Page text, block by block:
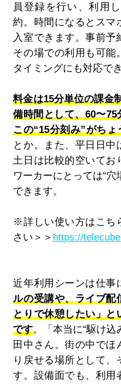
員登録を行い、利用
約。時間になるとスマ
入室できます。事前
その場での利用も可能
タイミングにも対応で
料金は15分単位の課金
備時間として、60〜75
この“15分刻み”がち
とか。また、平日日
土日は比較的空いてお
ワーカーにとっては“
できます。
※詳しい使い方はこち
さい＞＞ https://
近年利用シーンは仕事
ルの受講や、ライブ配
とりで休憩したい」と
です。「本当に“駆け込
田中さん。街の中でほ
り戻せる場所として、
す。設備面でも、利用